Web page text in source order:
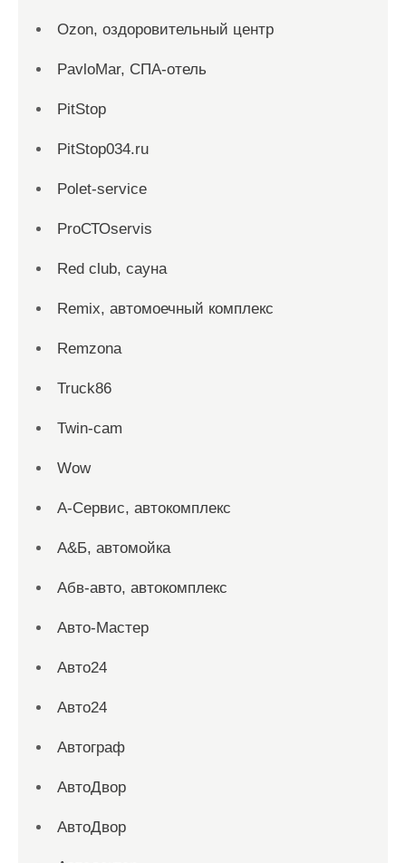
Ozon, оздоровительный центр
PavloMar, СПА-отель
PitStop
PitStop034.ru
Polet-service
ProСТОservis
Red сlub, сауна
Remix, автомоечный комплекс
Remzona
Truck86
Twin-cam
Wow
А-Сервис, автокомплекс
А&Б, автомойка
Абв-авто, автокомплекс
Авто-Мастер
Авто24
Авто24
Автограф
АвтоДвор
АвтоДвор